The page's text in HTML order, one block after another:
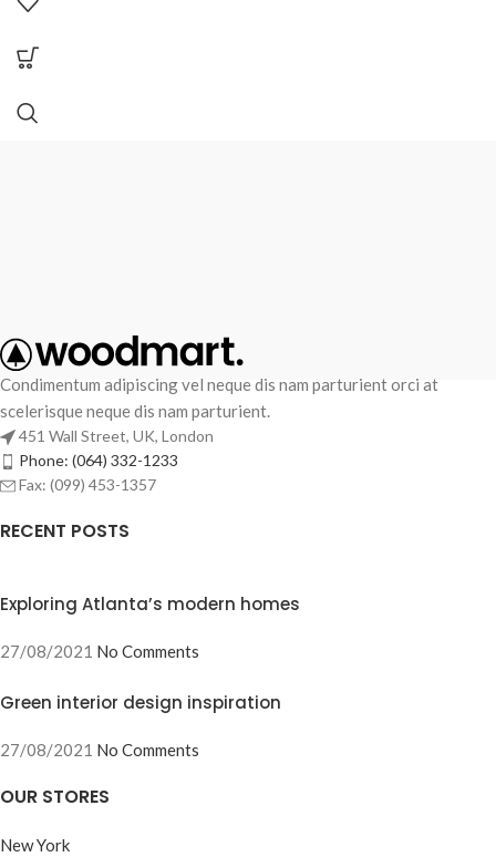
Condimentum adipiscing vel neque dis nam parturient orci at
scelerisque neque dis nam parturient.
451 Wall Street, UK, London
Phone: (064) 332-1233
Fax: (099) 453-1357
RECENT POSTS
Exploring Atlanta’s modern homes
27/08/2021 No Comments
Green interior design inspiration
27/08/2021 No Comments
OUR STORES
New York